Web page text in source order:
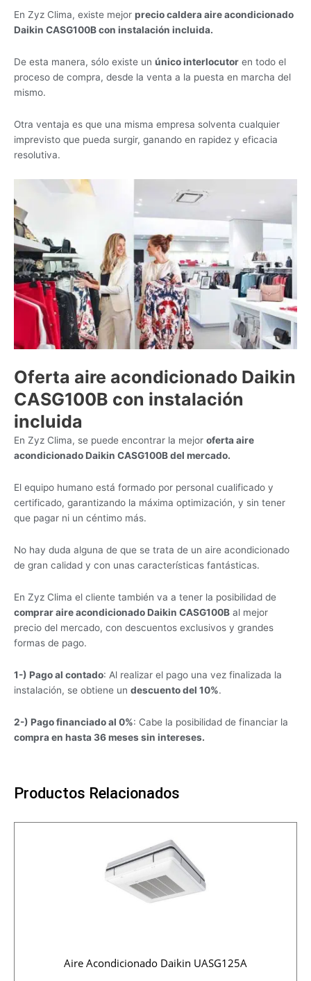
En Zyz Clima, existe mejor precio caldera aire acondicionado
Daikin CASG100B con instalación incluida.
De esta manera, sólo existe un único interlocutor en todo el
proceso de compra, desde la venta a la puesta en marcha del
mismo.
Otra ventaja es que una misma empresa solventa cualquier
imprevisto que pueda surgir, ganando en rapidez y eficacia
resolutiva.
Oferta aire acondicionado Daikin
CASG100B con instalación
incluida
En Zyz Clima, se puede encontrar la mejor oferta aire
acondicionado Daikin CASG100B del mercado.
El equipo humano está formado por personal cualificado y
certificado, garantizando la máxima optimización, y sin tener
que pagar ni un céntimo más.
No hay duda alguna de que se trata de un aire acondicionado
de gran calidad y con unas características fantásticas.
En Zyz Clima el cliente también va a tener la posibilidad de
comprar aire acondicionado Daikin CASG100B al mejor
precio del mercado, con descuentos exclusivos y grandes
formas de pago.
1-) Pago al contado: Al realizar el pago una vez finalizada la
instalación, se obtiene un descuento del 10%.
2-) Pago financiado al 0%: Cabe la posibilidad de financiar la
compra en hasta 36 meses sin intereses.
Productos Relacionados
Aire Acondicionado Daikin UASG125A